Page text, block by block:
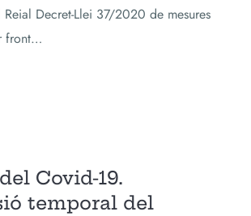
Decret-Llei 37/2020 de mesures
front…
Covid-19.
temporal del